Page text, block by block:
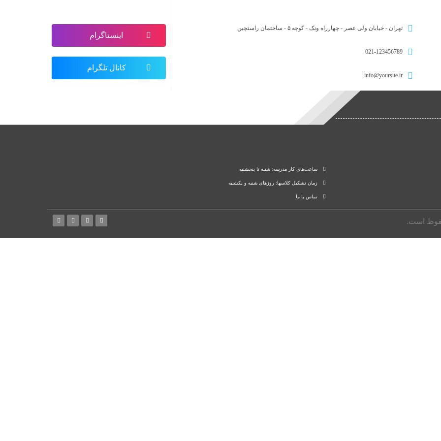
تهران - خیابان ولی عصر - چهارراه ونک - کوچه ۵ - ساختمان راستچین
021-123456789
info@yoursite.ir
اینستاگرام
کانال تلگرام
ساعت‌های کار مدرسه: شنبه تا پنجشنبه
زمان تشکیل کلاسها: روزهای شنبه و یکشنبه
تماس با ما